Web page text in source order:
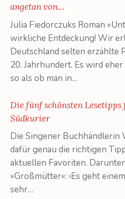
angetan von…
Julia Fiedorczuks Roman
wirkliche Entdeckung! Wir
Deutschland selten erzählte
20. Jahrhundert. Es wird
so als ob man in…
Die fünf schönsten
Südkurier
Die Singener
dafür genau die richtigen
aktuellen Favoriten.
»Großmütter«: ›Es geht
sehr…